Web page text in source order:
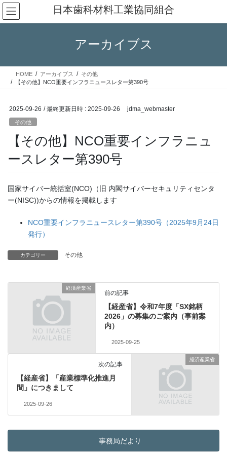
コ
ン
テ
ス
ナ
ビ
ゲ
ン
日本歯科材料工業協同組合
アーカイブス
HOME アーカイブス
その他
【その他】NCO重要インフラニュースレター第390号
2025-09-26 / 最終更新日時 : 2025-09-26 jdma_webmaster
その他
【その他】NCO重要インフラニュ
ースレター第390号
国家サイバー統括室(NCO)（旧 内閣サイバーセキュリティセンタ
ー(NISC))からの情報を掲載します
NCO重要インフラニュースレター第390号（2025年9月24日
発行）
カテゴリー その他
経済産業省
前の記事
【経産省】令和7年度「SX銘柄
2026」の募集のご案内（事前案
内）
2025-09-25
経済産業省
次の記事
【経産省】「産業標準化推進月
間」につきまして
2025-09-26
事務局だより